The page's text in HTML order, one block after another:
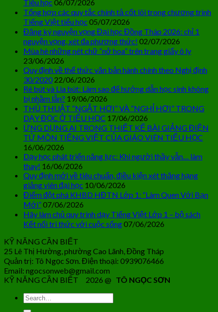
Tiểu học 06/07/2026
Tổng hợp các quy tắc chính tả cốt lõi trong chương trình
Tiếng Việt tiểu học 05/07/2026
Đăng ký nguyện vọng Đại học Đồng Tháp 2026: chỉ 1
nguyện vọng, xét đa phương thức! 02/07/2026
Mùa hè những nét chữ “nở hoa” trên trang giấy ô ly
23/06/2026
Quy định về thể thức văn bản hành chính theo Nghị định
30/2020 22/06/2026
Rê bút và Lia bút: Làm sao để hướng dẫn học sinh không
bị nhầm lẫn? 19/06/2026
THỦ THUẬT “NGẮT HƠI” VÀ “NGHỈ HƠI” TRONG
DẠY ĐỌC Ở TIỂU HỌC 17/06/2026
ỨNG DỤNG AI TRONG THIẾT KẾ BÀI GIẢNG ĐIỆN
TỬ MÔN TIẾNG VIỆT CỦA GIÁO VIÊN TIỂU HỌC
16/06/2026
Dạy học phát triển năng lực: Khi người thầy vẫn… làm
thay! 16/06/2026
Quy định mới về tiêu chuẩn, điều kiện xét thăng hạng
giảng viên đại học 10/06/2026
Điểm đột phá KHBD HĐTN Lớp 1: “Làm Quen Với Bạn
Mới”07/06/2026
Hãy làm chủ quy trình dạy Tiếng Việt Lớp 1 – bộ sách
Kết nối tri thức với cuộc sống07/06/2026
KỸ NĂNG CẦN BIẾT
25 Lê Thị Hường, phường Cao Lãnh, Đồng Tháp
Quản trị: Tô Ngọc Sơn. Điện thoại: 0939076466
Email: ngocsonweb@gmail.com
KỸ NĂNG CẦN BIẾT 2026 @ TÔ NGỌC SƠN